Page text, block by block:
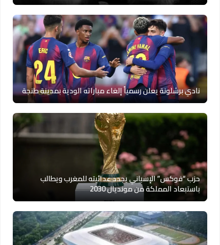
نادي برشلونة يعلن رسمياً إلغاء مباراته الودية بمدينة طنجة
حزب “فوكس” الإسباني يجدد عدائيته للمغرب ويطالب
باستبعاد المملكة من مونديال 2030